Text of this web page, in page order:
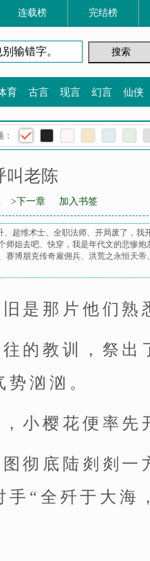
连载榜 完结榜
育 古言 现言 幻言 仙侠
：
叫老陈
>下一章 加入书签
、 超维术士、 全职法师、 开局废了，我
师姐去吧、快穿，我是年代文的悲惨炮
赛博朋克传奇雇佣兵、 洪荒之永恒天帝、
是那片他们熟
的教训，祭出
汹汹。
小樱花便率先
彻底陆剡剡一
“全歼于大海